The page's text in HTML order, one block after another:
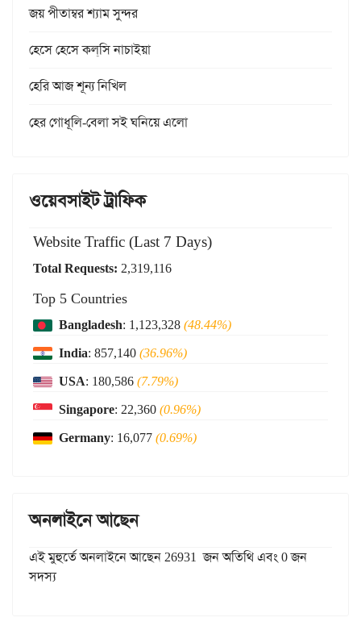
জয় পীতাম্বর শ্যাম সুন্দর
হেসে হেসে কল্‌সি নাচাইয়া
হেরি আজ শূন্য নিখিল
হের গোধূলি-বেলা সই ঘনিয়ে এলো
ওয়েবসাইট ট্রাফিক
Website Traffic (Last 7 Days)
Total Requests: 2,319,116
Top 5 Countries
Bangladesh: 1,123,328(48.44%)
India: 857,140(36.96%)
USA: 180,586(7.79%)
Singapore: 22,360(0.96%)
Germany: 16,077(0.69%)
অনলাইনে আছেন
এই মুহুর্তে অনলাইনে আছেন 26931 জন অতিথি এবং 0 জন
সদস্য